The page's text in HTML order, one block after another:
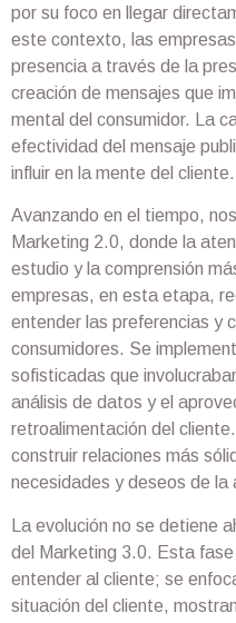
por su foco en llegar
este contexto, las
presencia a través de la
creación de mensajes que
mental del consumidor. La
efectividad del mensaje
influir en la mente del cliente.
Avanzando en el tiempo,
Marketing 2.0, donde la
estudio y la comprensión
empresas, en esta etapa,
entender las preferencias y
consumidores. Se
sofisticadas que
análisis de datos y el
retroalimentación del
construir relaciones más
necesidades y deseos de la
La evolución no se detiene
del Marketing 3.0. Esta
entender al cliente; se
situación del cliente,